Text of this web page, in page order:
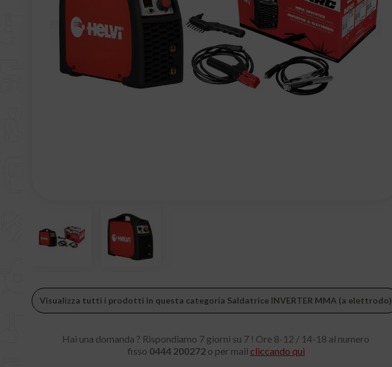
Visualizza tutti i prodotti in questa categoria Saldatrice INVERTER MMA (a elettrodo)
Hai una domanda ? Rispondiamo 7 giorni su 7 ! Ore 8-12 / 14-18 al numero
fisso 0444 200272o per mail cliccando qui